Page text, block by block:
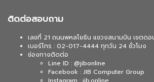
ติดต่อสอบถาม
เลขที่ 21 ถนนพหลโยธิน แขวงสนามบิน เขตดอ
เบอร์โทร : 02-017-4444 ทุกวัน 24 ชั่วโมง
ช่องทางติดต่อ
Line ID : @jibonline
Facebook : JIB Computer Group